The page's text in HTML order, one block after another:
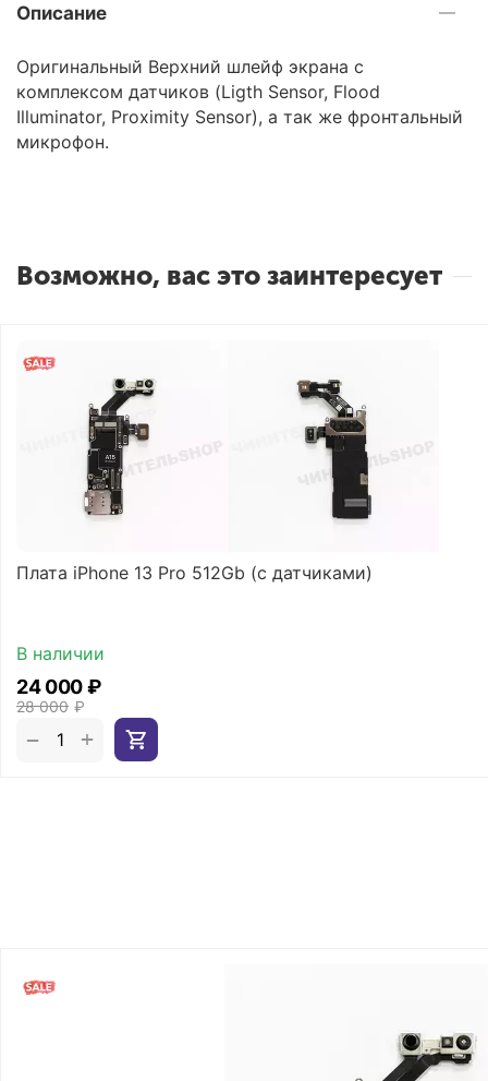
Описание
Оригинальный Верхний шлейф экрана с
комплексом датчиков (Ligth Sensor, Flood
Illuminator, Proximity Sensor), а так же фронтальный
микрофон.
Возможно, вас это заинтересует
Плата iPhone 13 Pro 512Gb (с датчиками)
В наличии
28 000 ₽
24 000₽
+
−